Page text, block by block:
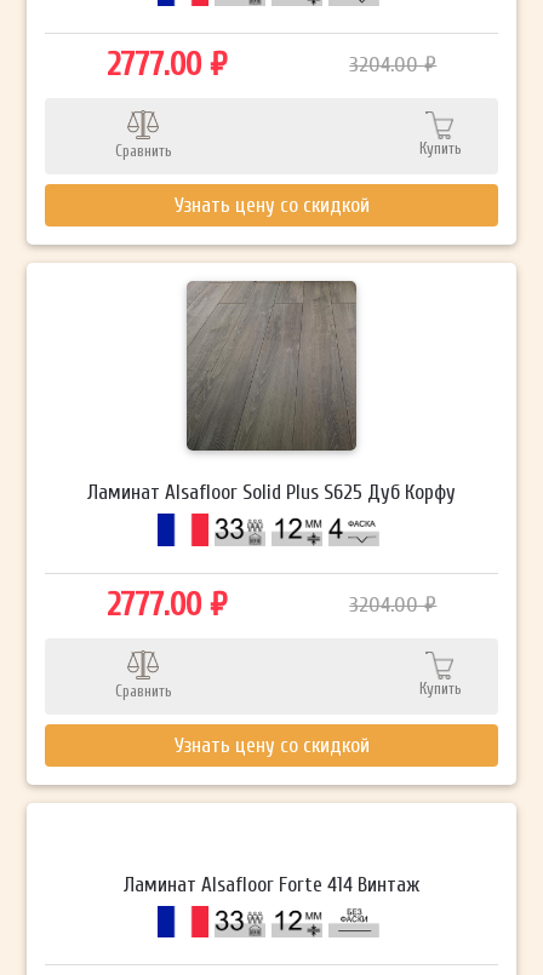
2777.00 ₽ 3204.00 ₽
Сравнить Купить
Узнать цену со скидкой
Ламинат Alsafloor Solid Plus S625 Дуб Корфу
2777.00 ₽ 3204.00 ₽
Сравнить Купить
Узнать цену со скидкой
Ламинат Alsafloor Forte 414 Винтаж